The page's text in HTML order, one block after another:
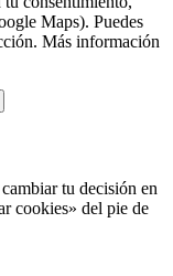
Maps). Puedes
Más información
tu decisión en
cookies» del pie de